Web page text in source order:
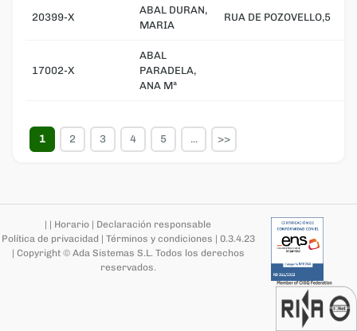
20399-X
ABAL DURAN,
MARIA
RUA DE POZOVELLO,5
17002-X
ABAL
PARADELA,
ANA Mª
1 2 3 4 5 ... >>
| | Horario | Declaración responsable
Política de privacidad | Términos y condiciones | 0.3.4.23
| Copyright © Ada Sistemas S.L. Todos los derechos
reservados.